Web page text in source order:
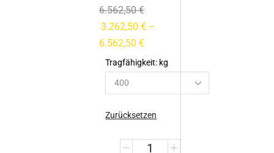
6.562,50€
3.262,50€ –
6.562,50€
Tragfähigkeit: kg
Zurücksetzen